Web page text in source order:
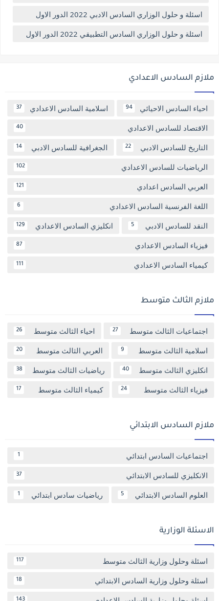
اسئلة و حلول الوزاري السادس الادبي 2022 الدور الاول
اسئلة و حلول الوزاري السادس التطبيقي 2022 الدور الاول
ملازم السادس الاعدادي
احياء السادس الاحيائي 94 اسلامية السادس الاعدادي 37
الاقتصاد للسادس الاعدادي 40
التاريخ للسادس الادبي 22 الجغرافية للسادس الادبي 14
الرياضيات للسادس الاعدادي 102
العربي السادس اعدادي 121
اللغة الفرنسية السادس الاعدادي 6
النقد للسادس الادبي 5 انكليزي السادس الاعدادي 129
فيزياء السادس الاعدادي 87
كيمياء السادس الاعدادي 111
ملازم الثالث متوسط
اجتماعيات الثالث متوسط 27 احياء الثالث متوسط 26
اسلامية الثالث متوسط 9 العربي الثالث متوسط 20
انكليزي الثالث متوسط 40 رياضيات الثالث متوسط 38
فيزياء الثالث متوسط 24 كيمياء الثالث متوسط 17
ملازم السادس الابتدائي
اجتماعيات السادس ابتدائي 1
الانكليزي للسادس الابتدائي 37
العلوم السادس الابتدائي 5 رياضيات سادس ابتدائي 1
الاسئلة الوزارية
اسئلة وحلول وزارية الثالث متوسط 117
اسئلة وحلول وزارية السادس الابتدائي 18